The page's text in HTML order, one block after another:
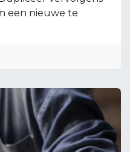
een ​​nieuwe te